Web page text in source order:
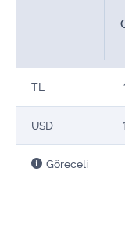
TL
USD
Göreceli